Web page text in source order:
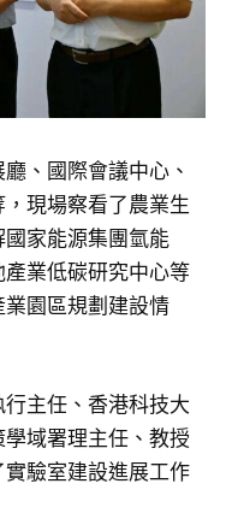
、國際會議中心、
現場察看了農業生
家能源集團氫能
產業低碳研究中心等
園區規劃建設情
主任、香港科技大
域署理主任、教授
驗室建設進展工作